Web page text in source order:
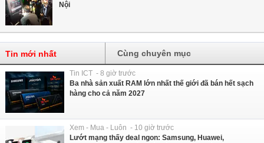
Nội
Tin mới nhất Cùng chuyên mục
Tin ICT - 8 giờ trước
Ba nhà sản xuất RAM lớn nhất thế giới đã bán hết sạch
hàng cho cả năm 2027
Xem - Mua - Luôn - 10 giờ trước
Lướt mạng thấy deal ngon: Samsung, Huawei,